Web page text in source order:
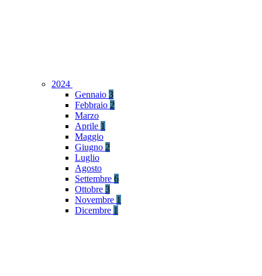
2024
Gennaio 3
Febbraio 2
Marzo
Aprile 1
Maggio
Giugno 2
Luglio
Agosto
Settembre 6
Ottobre 3
Novembre 1
Dicembre 1